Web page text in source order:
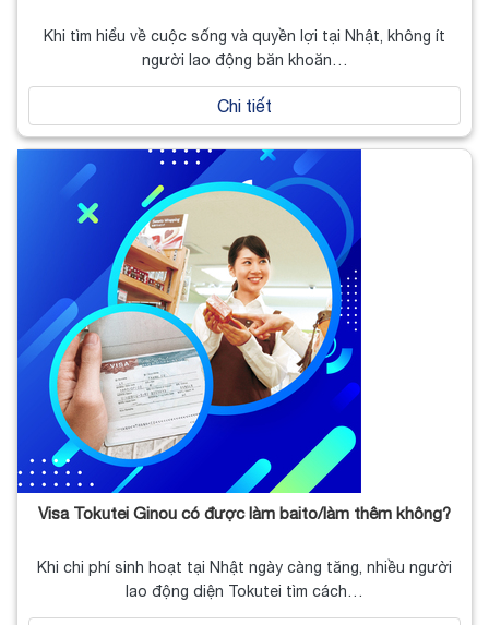
Khi tìm hiểu về cuộc sống và quyền lợi tại Nhật, không ít
người lao động băn khoăn…
Chi tiết
Visa Tokutei Ginou có được làm baito/làm thêm không?
Khi chi phí sinh hoạt tại Nhật ngày càng tăng, nhiều người
lao động diện Tokutei tìm cách…